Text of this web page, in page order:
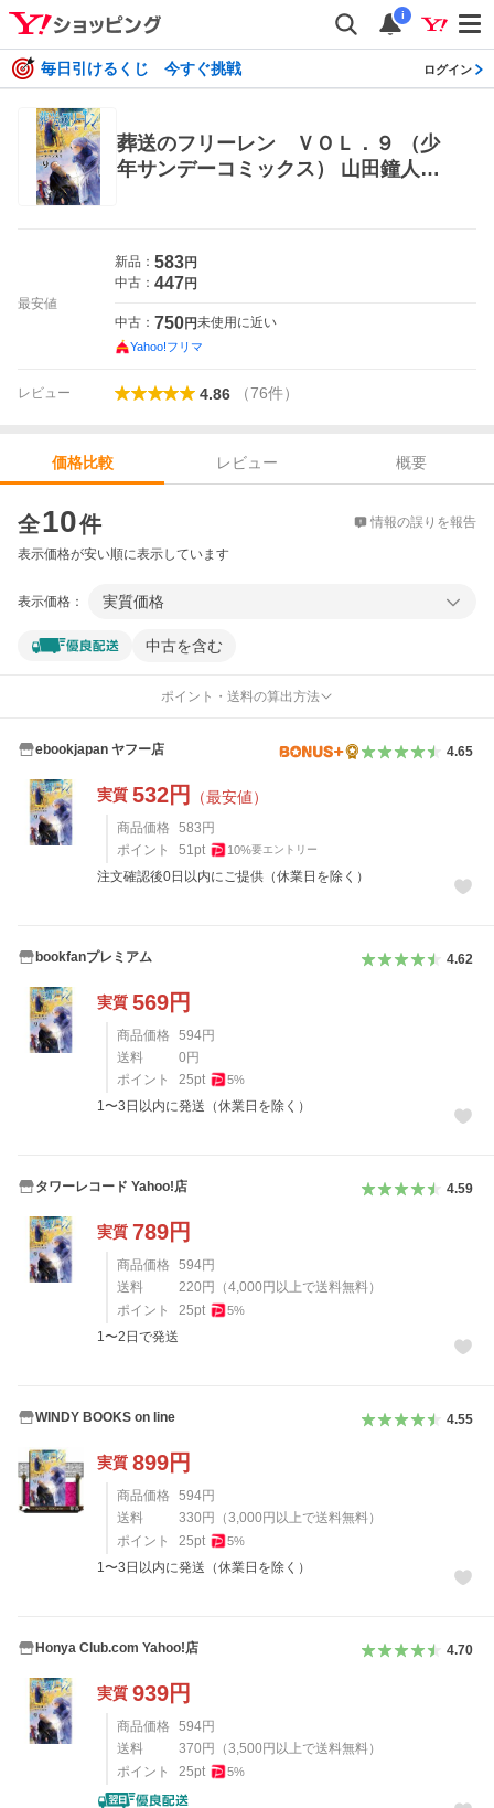
i
毎日引けるくじ 今すぐ挑戦 ログイン
葬送のフリーレン ＶＯＬ．９ （少
年サンデーコミックス） 山田鐘人／
最安値
新品： 583円
中古： 447円
中古： 750円未使用に近い
Yahoo!フリマ
レビュー 4.86 （76件）
価格比較 レビュー
概要
全10件 情報の誤りを報告
表示価格が安い順に表示しています
表示価格： 実質価格
中古を含む
ポイント・送料の算出方法
ebookjapan ヤフー店 4.65
実質 532円 （最安値）
商品価格 583 円
ポイント
51pt 10%要エントリー
注文確認後0日以内にご提供（休業日を除く）
bookfanプレミアム 4.62
実質 569円
商品価格 594円
送料
0 円
ポイント
25pt 5%
1〜3日以内に発送（休業日を除く）
タワーレコード Yahoo!店 4.59
実質 789円
商品価格 594円
送料
220 円 （4,000 円以上で送料無料）
ポイント
25pt 5%
1〜2日で発送
WINDY BOOKS on line 4.55
実質 899円
商品価格 594円
送料
330 円 （3,000 円以上で送料無料）
ポイント
25pt 5%
1〜3日以内に発送（休業日を除く）
Honya Club.com Yahoo!店 4.70
実質 939円
商品価格 594円
送料
370 円 （3,500 円以上で送料無料）
ポイント
25pt 5%